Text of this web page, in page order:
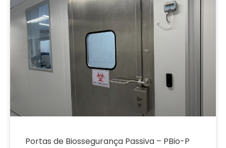
Portas de Biossegurança Passiva – PBio-P